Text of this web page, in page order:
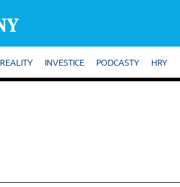
REALITY INVESTICE PODCASTY HRY